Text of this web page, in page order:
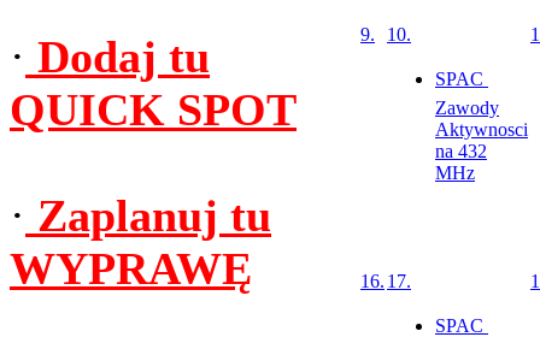
· Dodaj tu
QUICK SPOT
· Zaplanuj tu
WYPRAWĘ
9. 10.
SPAC 
Zawody
Aktywnosci
na 432
MHz
16. 17.
SPAC 